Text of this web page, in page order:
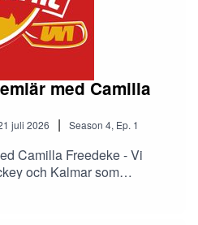
med Camilla
juli 2026 | Season 4, Ep. 1
Camilla Freedeke - Vi
och Kalmar som